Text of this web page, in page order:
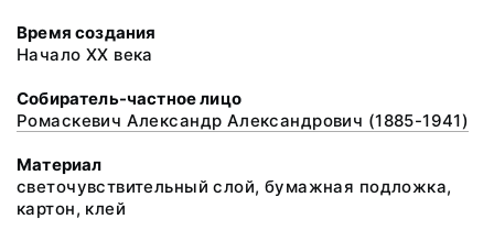
Время создания
Начало XX века
Собиратель-частное лицо
Ромаскевич Александр Александрович (1885-1941)
Материал
светочувствительный слой, бумажная подложка,
картон, клей